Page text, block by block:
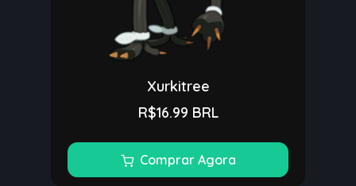
Xurkitree
R$16.99 BRL
Comprar Agora